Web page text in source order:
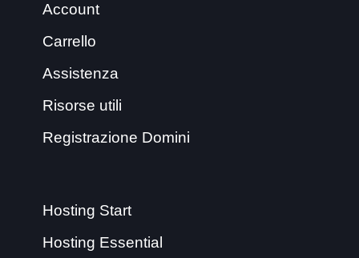
Account
Carrello
Assistenza
Risorse utili
Registrazione Domini
Hosting Start
Hosting Essential